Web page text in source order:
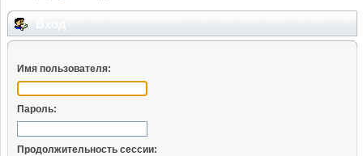
Имя пользователя:
Пароль:
Продолжительность сессии: